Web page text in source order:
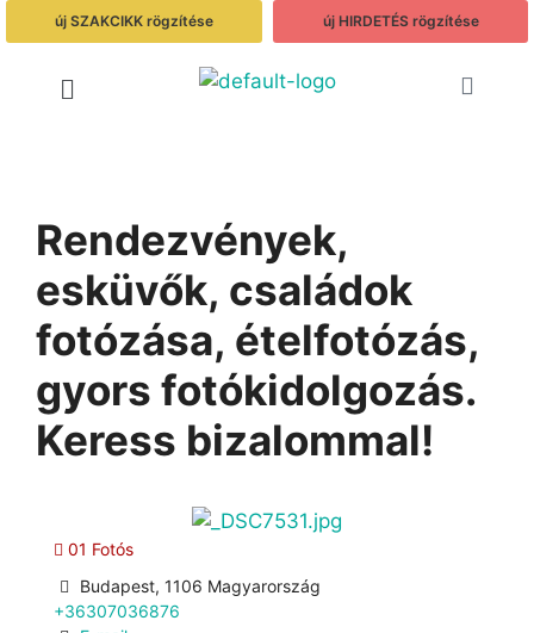
új SZAKCIKK rögzítése új HIRDETÉS rögzítése
Rendezvények,
esküvők, családok
fotózása, ételfotózás,
gyors fotókidolgozás.
Keress bizalommal!
01 Fotós
Budapest, 1106 Magyarország
+36307036876